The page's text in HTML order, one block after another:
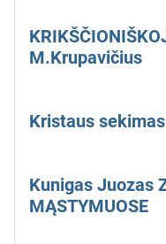
M.Krupavičius
Kristaus sekimas
Kunigas Juozas
MĄSTYMUOSE